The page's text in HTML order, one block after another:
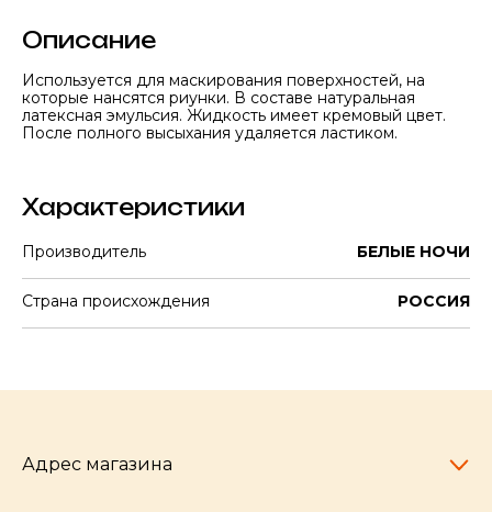
Описание
Используется для маскирования поверхностей, на
которые нансятся риунки. В составе натуральная
латексная эмульсия. Жидкость имеет кремовый цвет.
После полного высыхания удаляется ластиком.
Характеристики
Производитель БЕЛЫЕ НОЧИ
Страна происхождения РОССИЯ
Адрес магазина